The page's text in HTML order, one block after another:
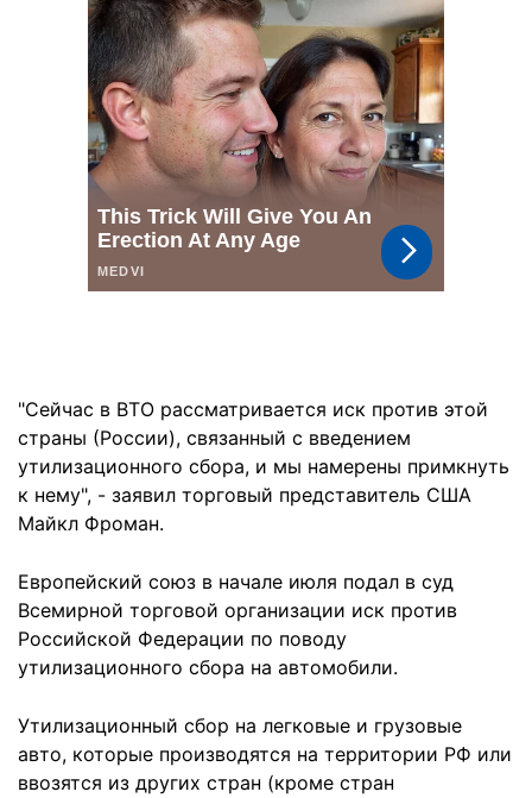
"Сейчас в ВТО рассматривается иск против этой
страны (России), связанный с введением
утилизационного сбора, и мы намерены примкнуть
к нему", - заявил торговый представитель США
Майкл Фроман.
Европейский союз в начале июля подал в суд
Всемирной торговой организации иск против
Российской Федерации по поводу
утилизационного сбора на автомобили.
Утилизационный сбор на легковые и грузовые
авто, которые производятся на территории РФ или
ввозятся из других стран (кроме стран